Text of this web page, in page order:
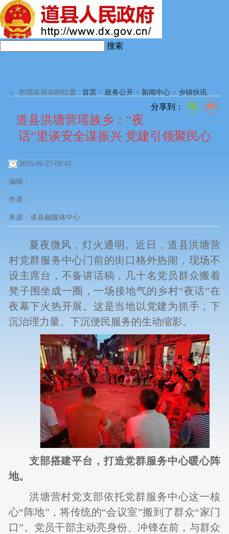
搜索
您现在所在的位置 : 首页 > 政务公开 > 新闻中心 > 乡镇快讯
分享到：
道县洪塘营瑶族乡：“夜
话”里谈安全谋振兴 党建引领聚民心
2026-06-25 09:43
编辑：
作者：
来源： 道县融媒体中心
夏夜微风，灯火通明。近日，道县洪塘营
村党群服务中心门前的街口格外热闹，现场不
设主席台，不备讲话稿，几十名党员群众搬着
凳子围坐成一圈，一场接地气的乡村“夜话”在
夜幕下火热开展。这是当地以党建为抓手，下
沉治理力量、下沉便民服务的生动缩影。
支部搭建平台，打造党群服务中心暖心阵
地。
洪塘营村党支部依托党群服务中心这一核
心“阵地”，将传统的“会议室”搬到了群众“家门
口”。党员干部主动亮身份、冲锋在前，与群众